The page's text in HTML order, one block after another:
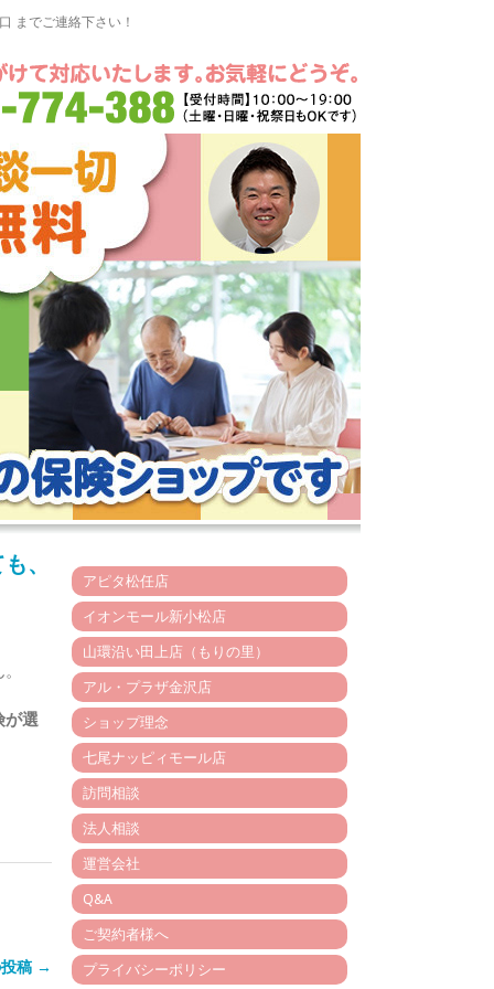
までご連絡下さい！
、
が選
稿 →
アピタ松任店
イオンモール新小松店
山環沿い田上店（もりの里）
アル・プラザ金沢店
ショップ理念
七尾ナッピィモール店
訪問相談
法人相談
運営会社
Q&A
ご契約者様へ
プライバシーポリシー